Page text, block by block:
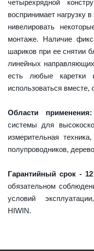
четырехрядной
воспринимает нагрузку
нивелировать
монтаже. Наличие
шариков при ее снятии
линейных
есть любые
использоваться вместе,
Области применения:
системы для
измерительная
полупроводников,
Гарантийный срок -
обязательном
условий
HIWIN.